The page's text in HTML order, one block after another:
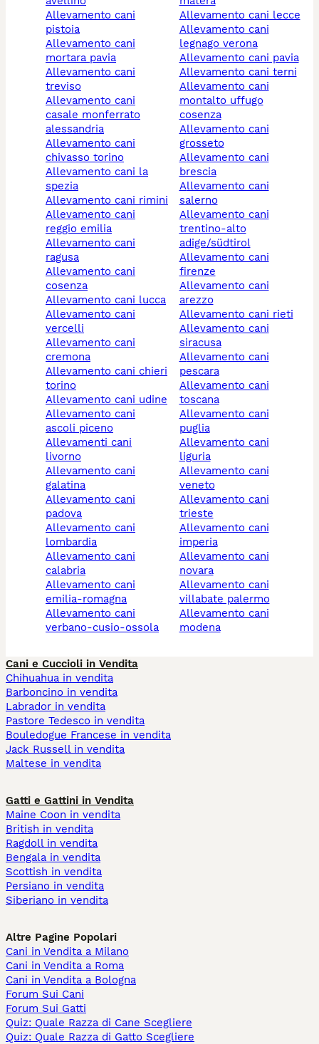
allevamento cani
pistoia
allevamento cani
mortara pavia
allevamento cani
treviso
allevamento cani
casale monferrato
alessandria
allevamento cani
chivasso torino
allevamento cani la
spezia
allevamento cani rimini
allevamento cani
reggio emilia
allevamento cani
ragusa
allevamento cani
cosenza
allevamento cani lucca
allevamento cani
vercelli
allevamento cani
cremona
allevamento cani chieri
torino
allevamento cani udine
allevamento cani
ascoli piceno
allevamenti cani
livorno
allevamento cani
galatina
allevamento cani
padova
allevamento cani
lombardia
allevamento cani
calabria
allevamento cani
emilia-romagna
allevamento cani
verbano-cusio-ossola
allevamento cani lecce
allevamento cani
legnago verona
allevamento cani pavia
allevamento cani terni
allevamento cani
montalto uffugo
cosenza
allevamento cani
grosseto
allevamento cani
brescia
allevamento cani
salerno
allevamento cani
trentino-alto
adige/südtirol
allevamento cani
firenze
allevamento cani
arezzo
allevamento cani rieti
allevamento cani
siracusa
allevamento cani
pescara
allevamento cani
toscana
allevamento cani
puglia
allevamento cani
liguria
allevamento cani
veneto
allevamento cani
trieste
allevamento cani
imperia
allevamento cani
novara
allevamento cani
villabate palermo
allevamento cani
modena
Cani e Cuccioli in Vendita
Chihuahua in vendita
Barboncino in vendita
Labrador in vendita
Pastore Tedesco in vendita
Bouledogue Francese in vendita
Jack Russell in vendita
Maltese in vendita
Gatti e Gattini in Vendita
Maine Coon in vendita
British in vendita
Ragdoll in vendita
Bengala in vendita
Scottish in vendita
Persiano in vendita
Siberiano in vendita
Altre Pagine Popolari
Cani in Vendita a Milano
Cani in Vendita a Roma
Cani in Vendita a Bologna
Forum Sui Cani
Forum Sui Gatti
Quiz: Quale Razza di Cane Scegliere
Quiz: Quale Razza di Gatto Scegliere